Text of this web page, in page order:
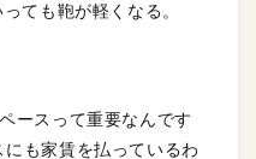
ても鞄が軽くなる。
ースって重要なんです
も家賃を払っているわ